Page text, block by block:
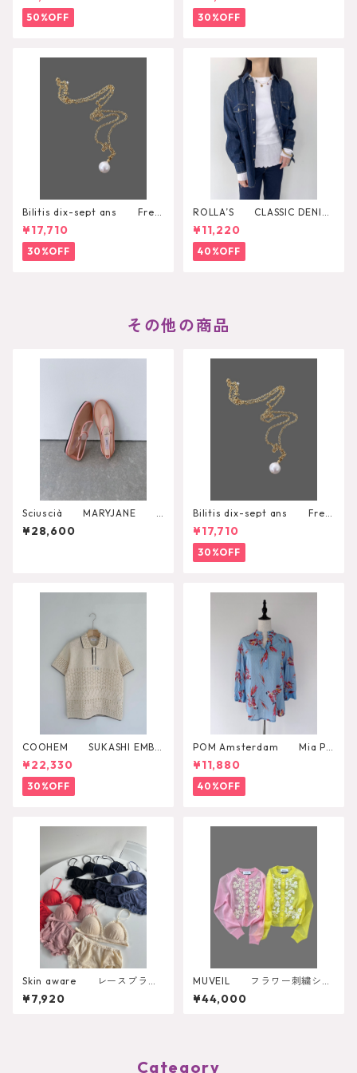
50%OFF 30%OFF
Bilitis dix-sept ans Fres
h Pearl Pendant
¥17,710
30%OFF
ROLLA’S CLASSIC DENIM
SHIRT RINSE
¥11,220
40%OFF
その他の商品
Sciuscià MARYJANE
（ROASTED PEACH）
¥28,600
Bilitis dix-sept ans Fres
h Pearl Pendant
¥17,710
30%OFF
COOHEM SUKASHI EMBO
SSED KNIT PULLOVER
¥22,330
30%OFF
POM Amsterdam Mia Pa
rrots Blouse
¥11,880
40%OFF
Skin aware レースブラト
ップ
¥7,920
MUVEIL フラワー刺繍シア
ーカーディガン MA262KCD
001
¥44,000
Category